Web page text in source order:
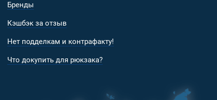
Бренды
Кэшбэк за отзыв
Нет подделкам и контрафакту!
Что докупить для рюкзака?